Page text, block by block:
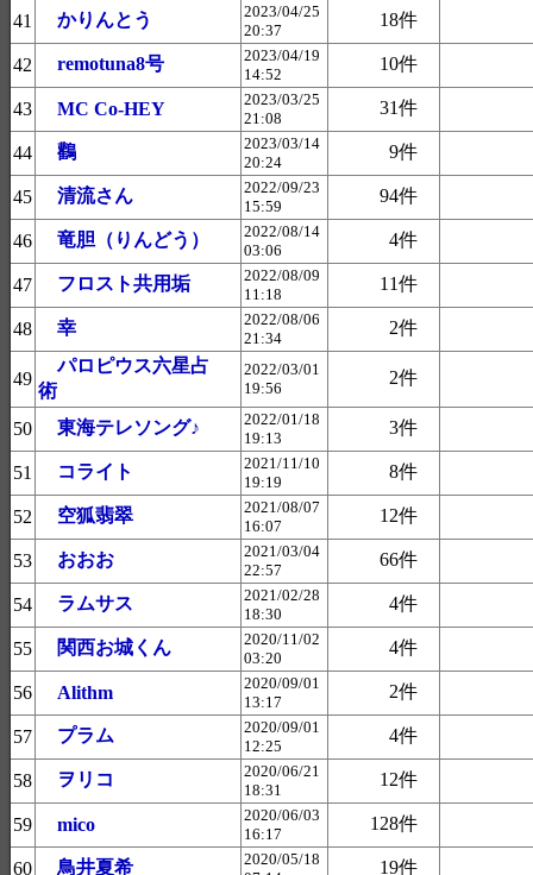
41 かりんとう
2023/04/25
20:37
18件
42 remotuna8号
2023/04/19
14:52
10件
43 MC Co-HEY
2023/03/25
21:08
31件
44 鸛
2023/03/14
20:24
9件
45 清流さん
2022/09/23
15:59
94件
46 竜胆（りんどう）
2022/08/14
03:06
4件
47 フロスト共用垢
2022/08/09
11:18
11件
48 幸
2022/08/06
21:34
2件
49
パロピウス六星占
術
2022/03/01
19:56
2件
50 東海テレソング♪
2022/01/18
19:13
3件
51 コライト
2021/11/10
19:19
8件
52 空狐翡翠
2021/08/07
16:07
12件
53 おおお
2021/03/04
22:57
66件
54 ラムサス
2021/02/28
18:30
4件
55 関西お城くん
2020/11/02
03:20
4件
56 Alithm
2020/09/01
13:17
2件
57 プラム
2020/09/01
12:25
4件
58 ヲリコ
2020/06/21
18:31
12件
59 mico
2020/06/03
16:17
128件
60 鳥井夏希
2020/05/18
19件